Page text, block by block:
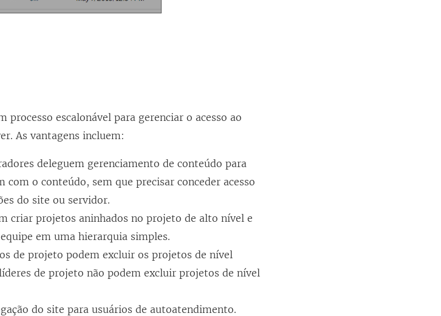
processo escalonável para gerenciar o acesso ao
. As vantagens incluem:
deleguem gerenciamento de conteúdo para
o conteúdo, sem que precisar conceder acesso
do site ou servidor.
criar projetos aninhados no projeto de alto nível e
em uma hierarquia simples.
de projeto podem excluir os projetos de nível
de projeto não podem excluir projetos de nível
do site para usuários de autoatendimento.